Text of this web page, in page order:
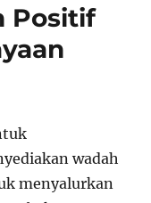
Positif
wadah
menyalurkan